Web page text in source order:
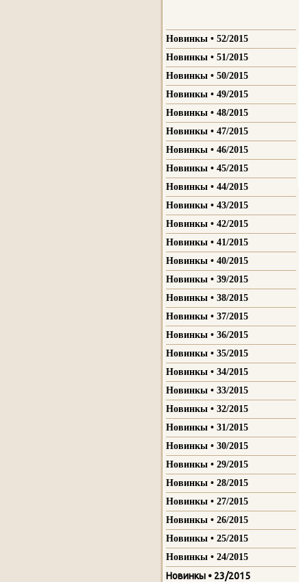
Новинкы • 52/2015
Новинкы • 51/2015
Новинкы • 50/2015
Новинкы • 49/2015
Новинкы • 48/2015
Новинкы • 47/2015
Новинкы • 46/2015
Новинкы • 45/2015
Новинкы • 44/2015
Новинкы • 43/2015
Новинкы • 42/2015
Новинкы • 41/2015
Новинкы • 40/2015
Новинкы • 39/2015
Новинкы • 38/2015
Новинкы • 37/2015
Новинкы • 36/2015
Новинкы • 35/2015
Новинкы • 34/2015
Новинкы • 33/2015
Новинкы • 32/2015
Новинкы • 31/2015
Новинкы • 30/2015
Новинкы • 29/2015
Новинкы • 28/2015
Новинкы • 27/2015
Новинкы • 26/2015
Новинкы • 25/2015
Новинкы • 24/2015
Новинкы • 23/2015